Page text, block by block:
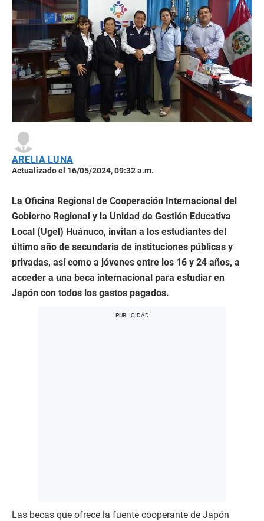
ARELIA LUNA
Actualizado el 16/05/2024, 09:32 a.m.
La Oficina Regional de Cooperación Internacional del
Gobierno Regional y la Unidad de Gestión Educativa
Local (Ugel) Huánuco, invitan a los estudiantes del
último año de secundaria de instituciones públicas y
privadas, así como a jóvenes entre los 16 y 24 años, a
acceder a una beca internacional para estudiar en
Japón con todos los gastos pagados.
Las becas que ofrece la fuente cooperante de Japón